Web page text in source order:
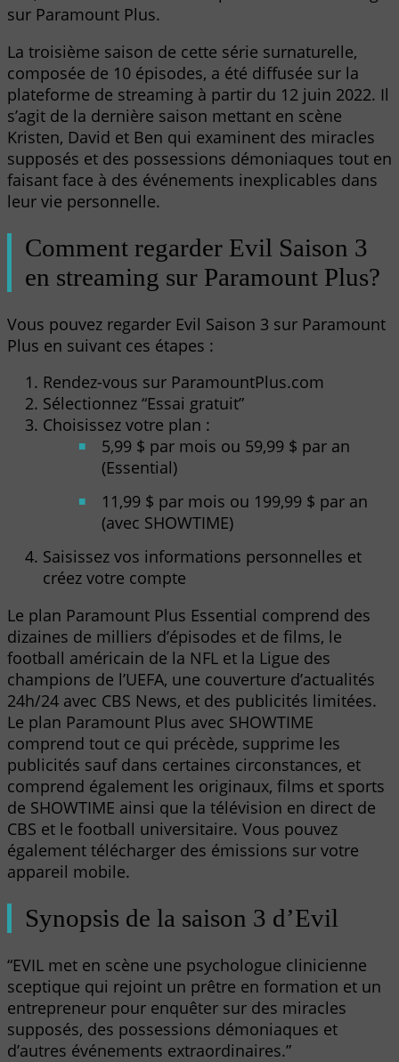
sur Paramount Plus.
La troisième saison de cette série surnaturelle,
composée de 10 épisodes, a été diffusée sur la
plateforme de streaming à partir du 12 juin 2022. Il
s’agit de la dernière saison mettant en scène
Kristen, David et Ben qui examinent des miracles
supposés et des possessions démoniaques tout en
faisant face à des événements inexplicables dans
leur vie personnelle.
Comment regarder Evil Saison 3
en streaming sur Paramount Plus?
Vous pouvez regarder Evil Saison 3 sur Paramount
Plus en suivant ces étapes :
Rendez-vous sur ParamountPlus.com
Sélectionnez “Essai gratuit”
Choisissez votre plan :
5,99 $ par mois ou 59,99 $ par an
(Essential)
11,99 $ par mois ou 199,99 $ par an
(avec SHOWTIME)
Saisissez vos informations personnelles et
créez votre compte
Le plan Paramount Plus Essential comprend des
dizaines de milliers d’épisodes et de films, le
football américain de la NFL et la Ligue des
champions de l’UEFA, une couverture d’actualités
24h/24 avec CBS News, et des publicités limitées.
Le plan Paramount Plus avec SHOWTIME
comprend tout ce qui précède, supprime les
publicités sauf dans certaines circonstances, et
comprend également les originaux, films et sports
de SHOWTIME ainsi que la télévision en direct de
CBS et le football universitaire. Vous pouvez
également télécharger des émissions sur votre
appareil mobile.
Synopsis de la saison 3 d’Evil
“EVIL met en scène une psychologue clinicienne
sceptique qui rejoint un prêtre en formation et un
entrepreneur pour enquêter sur des miracles
supposés, des possessions démoniaques et
d’autres événements extraordinaires.”